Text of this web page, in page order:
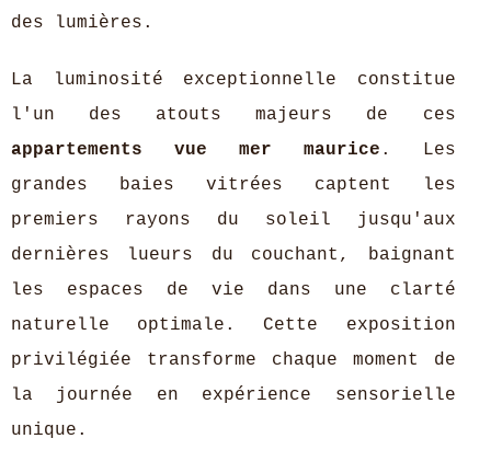
des lumières.
La luminosité exceptionnelle constitue
l'un des atouts majeurs de ces
appartements vue mer maurice . Les
grandes baies vitrées captent les
premiers rayons du soleil jusqu'aux
dernières lueurs du couchant, baignant
les espaces de vie dans une clarté
naturelle optimale. Cette exposition
privilégiée transforme chaque moment de
la journée en expérience sensorielle
unique.